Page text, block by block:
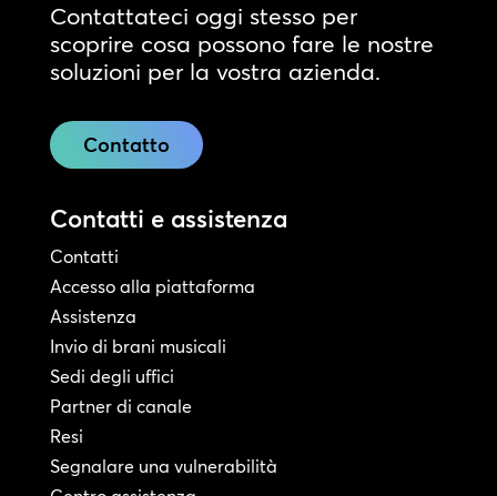
Contattateci oggi stesso per
scoprire cosa possono fare le nostre
soluzioni per la vostra azienda.
Contatto
Contatti e assistenza
Contatti
Accesso alla piattaforma
Assistenza
Invio di brani musicali
Sedi degli uffici
Partner di canale
Resi
Segnalare una vulnerabilità